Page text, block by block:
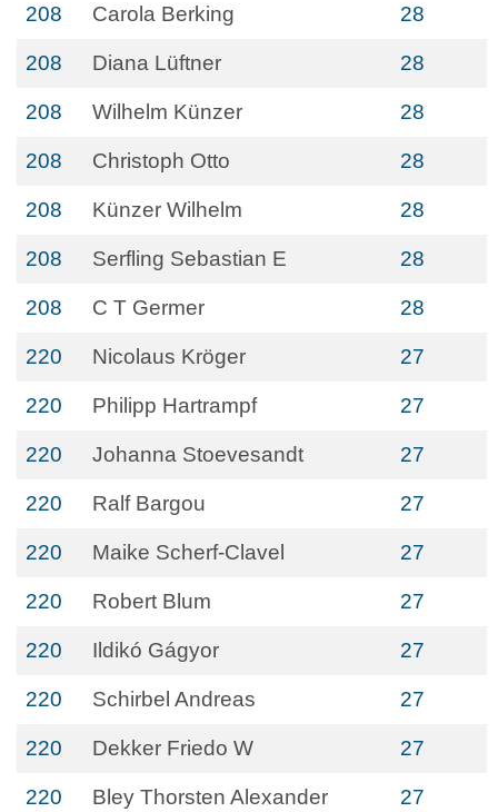
208 Carola Berking 28
208 Diana Lüftner 28
208 Wilhelm Künzer 28
208 Christoph Otto 28
208 Künzer Wilhelm 28
208 Serfling Sebastian E 28
208 C T Germer 28
220 Nicolaus Kröger 27
220 Philipp Hartrampf 27
220 Johanna Stoevesandt 27
220 Ralf Bargou 27
220 Maike Scherf-Clavel 27
220 Robert Blum 27
220 Ildikó Gágyor 27
220 Schirbel Andreas 27
220 Dekker Friedo W 27
220 Bley Thorsten Alexander 27